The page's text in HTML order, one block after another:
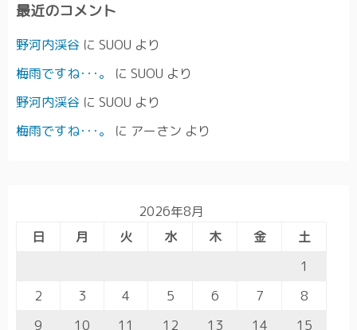
最近のコメント
野河内渓谷 に SUOU より
梅雨ですね･･･。
に SUOU より
野河内渓谷 に SUOU より
梅雨ですね･･･。
に アーさン より
2026年8月
日
月 火 水 木 金
土
1
2
3 4 5 6 7
8
9
10 11 12 13 14 15